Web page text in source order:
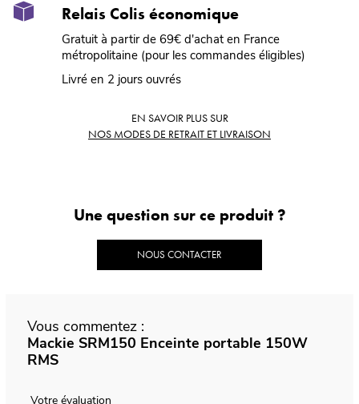
Relais Colis économique
Gratuit à partir de 69€ d'achat en France
métropolitaine (pour les commandes éligibles)
Livré en 2 jours ouvrés
EN SAVOIR PLUS SUR
NOS MODES DE RETRAIT ET LIVRAISON
Une question sur ce produit ?
NOUS CONTACTER
Vous commentez :
Mackie SRM150 Enceinte portable 150W
RMS
Votre évaluation